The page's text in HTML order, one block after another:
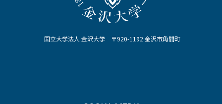
国立大学法人 金沢大学 〒920-1192 金沢市角間町